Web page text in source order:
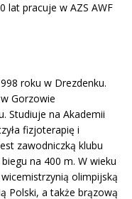
lat pracuje w AZS AWF
roku w Drezdenku.
Gorzowie
Studiuje na Akademii
fizjoterapię i
zawodniczką klubu
na 400 m. W wieku
olimpijską
Polski, a także brązową